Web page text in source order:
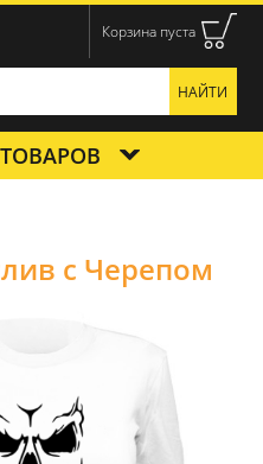
Корзина пуста
с Черепом